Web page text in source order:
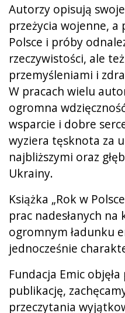
Autorzy opisują
przeżycia wojenne,
Polsce i próby
rzeczywistości, ale
przemyśleniami i
W pracach wielu
ogromna
wsparcie i dobre
wyziera tęsknota za
najbliższymi oraz
Ukrainy.
Książka „Rok w
prac nadesłanych na
ogromnym ładunku
jednocześnie
Fundacja Emic
publikację,
przeczytania